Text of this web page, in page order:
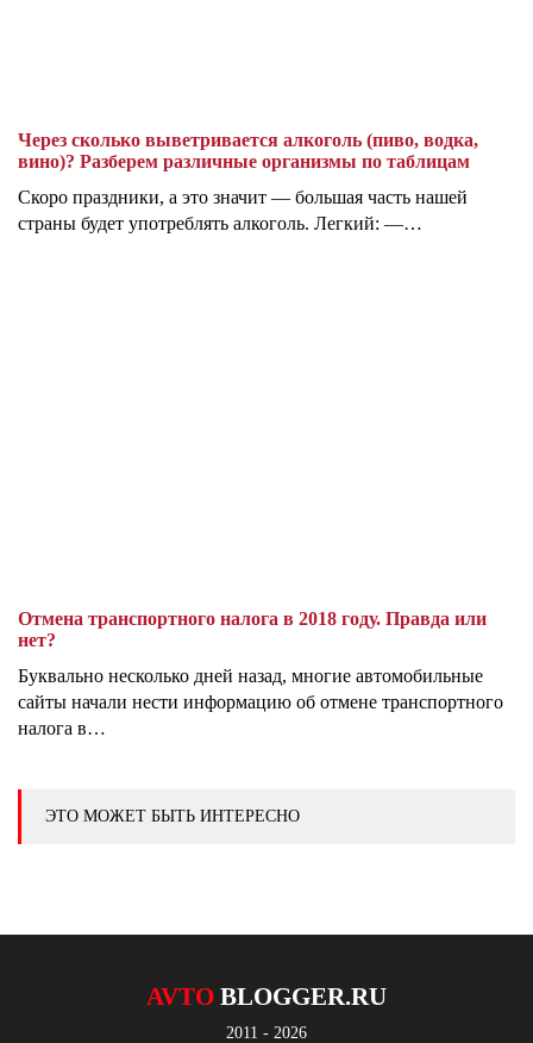
Через сколько выветривается алкоголь (пиво, водка,
вино)? Разберем различные организмы по таблицам
Скоро праздники, а это значит — большая часть нашей
страны будет употреблять алкоголь. Легкий: —…
Отмена транспортного налога в 2018 году. Правда или
нет?
Буквально несколько дней назад, многие автомобильные
сайты начали нести информацию об отмене транспортного
налога в…
ЭТО МОЖЕТ БЫТЬ ИНТЕРЕСНО
AVTO BLOGGER.RU
2011 - 2026